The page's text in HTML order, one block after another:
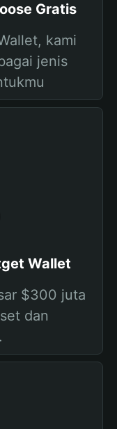
Gratis
kami
jenis
Wallet
$300 juta
dan